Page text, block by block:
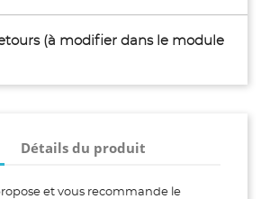
(à modifier dans le module
Détails du produit
et vous recommande le